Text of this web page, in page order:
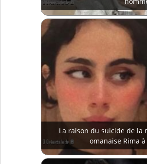
La raison du suicide de la
omanaise Rima